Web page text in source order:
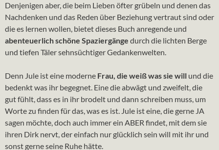
Denjenigen aber, die beim Lieben öfter grübeln und denen das
Nachdenken und das Reden über Beziehung vertraut sind oder
die es lernen wollen, bietet dieses Buch anregende und
abenteuerlich schöne Spaziergänge durch die lichten Berge
und tiefen Täler sehnsüchtiger Gedankenwelten.
Denn Jule ist eine moderne Frau, die weiß was sie will und die
bedenkt was ihr begegnet. Eine die abwägt und zweifelt, die
gut fühlt, dass es in ihr brodelt und dann schreiben muss, um
Worte zu finden für das, was es ist. Jule ist eine, die gerne JA
sagen möchte, doch auch immer ein ABER findet, mit dem sie
ihren Dirk nervt, der einfach nur glücklich sein will mit ihr und
sonst gerne seine Ruhe hätte.